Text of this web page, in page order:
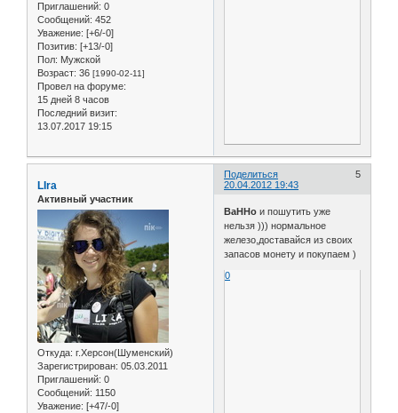
Приглашений: 0
Сообщений: 452
Уважение: [+6/-0]
Позитив: [+13/-0]
Пол: Мужской
Возраст: 36 [1990-02-11]
Провел на форуме:
15 дней 8 часов
Последний визит:
13.07.2017 19:15
Поделиться
5
20.04.2012 19:43
LIra
Активный участник
Откуда: г.Херсон(Шуменский)
Зарегистрирован: 05.03.2011
Приглашений: 0
Сообщений: 1150
Уважение: [+47/-0]
BaHHo и пошутить уже
нельзя ))) нормальное
железо,доставайся из своих
запасов монету и покупаем )
0